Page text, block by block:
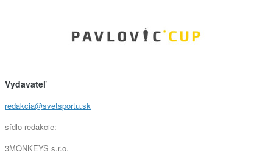
Vydavateľ
redakcia@svetsportu.sk
sídlo redakcie:
3MONKEYS s.r.o.